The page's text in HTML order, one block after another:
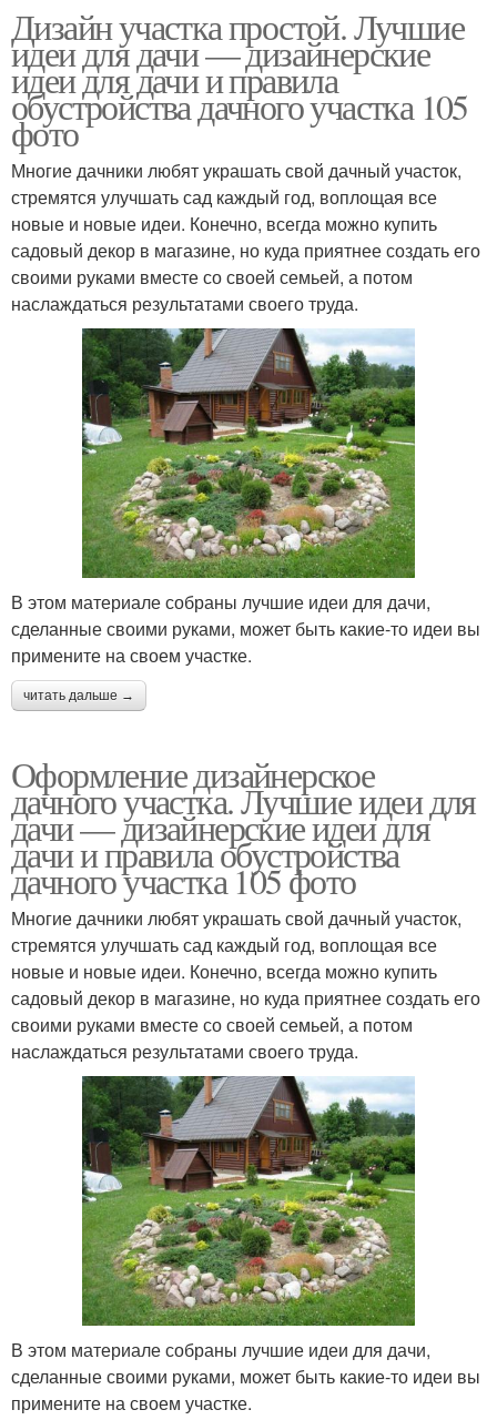
Дизайн участка простой. Лучшие
идеи для дачи — дизайнерские
идеи для дачи и правила
обустройства дачного участка 105
фото
Многие дачники любят украшать свой дачный участок,
стремятся улучшать сад каждый год, воплощая все
новые и новые идеи. Конечно, всегда можно купить
садовый декор в магазине, но куда приятнее создать его
своими руками вместе со своей семьей, а потом
наслаждаться результатами своего труда.
В этом материале собраны лучшие идеи для дачи,
сделанные своими руками, может быть какие-то идеи вы
примените на своем участке.
читать дальше →
Оформление дизайнерское
дачного участка. Лучшие идеи для
дачи — дизайнерские идеи для
дачи и правила обустройства
дачного участка 105 фото
Многие дачники любят украшать свой дачный участок,
стремятся улучшать сад каждый год, воплощая все
новые и новые идеи. Конечно, всегда можно купить
садовый декор в магазине, но куда приятнее создать его
своими руками вместе со своей семьей, а потом
наслаждаться результатами своего труда.
В этом материале собраны лучшие идеи для дачи,
сделанные своими руками, может быть какие-то идеи вы
примените на своем участке.